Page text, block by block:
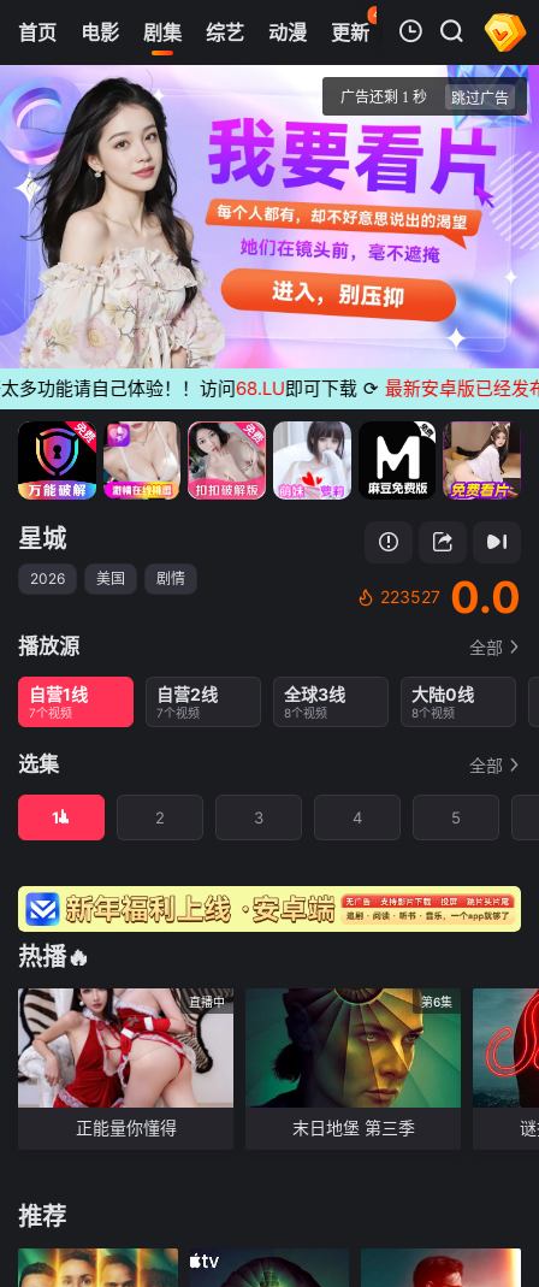
首页 电影 剧集 综艺 动漫 更新
48
热榜 APP
我的观影记录
1
星城
清空
能请自己体验！！访问 68.LU即可下载 ⟳ 最新安卓版已经发布无
星城
2026 美国 剧情
223527 0.0
播放源 全部
自营1线
7个视频
自营2线
7个视频
全球3线
8个视频
大陆0线
8个视频
选集 全部
1 2 3 4 5
热播🔥
直播中
正能量你懂得
第6集
末日地堡 第三季
推荐